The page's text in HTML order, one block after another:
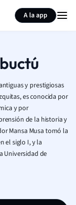
A la app
y prestigiosas
es conocida por
y por
de la historia y
Mansa Musa tomó la
el siglo I, y la
Universidad de
Resumir página